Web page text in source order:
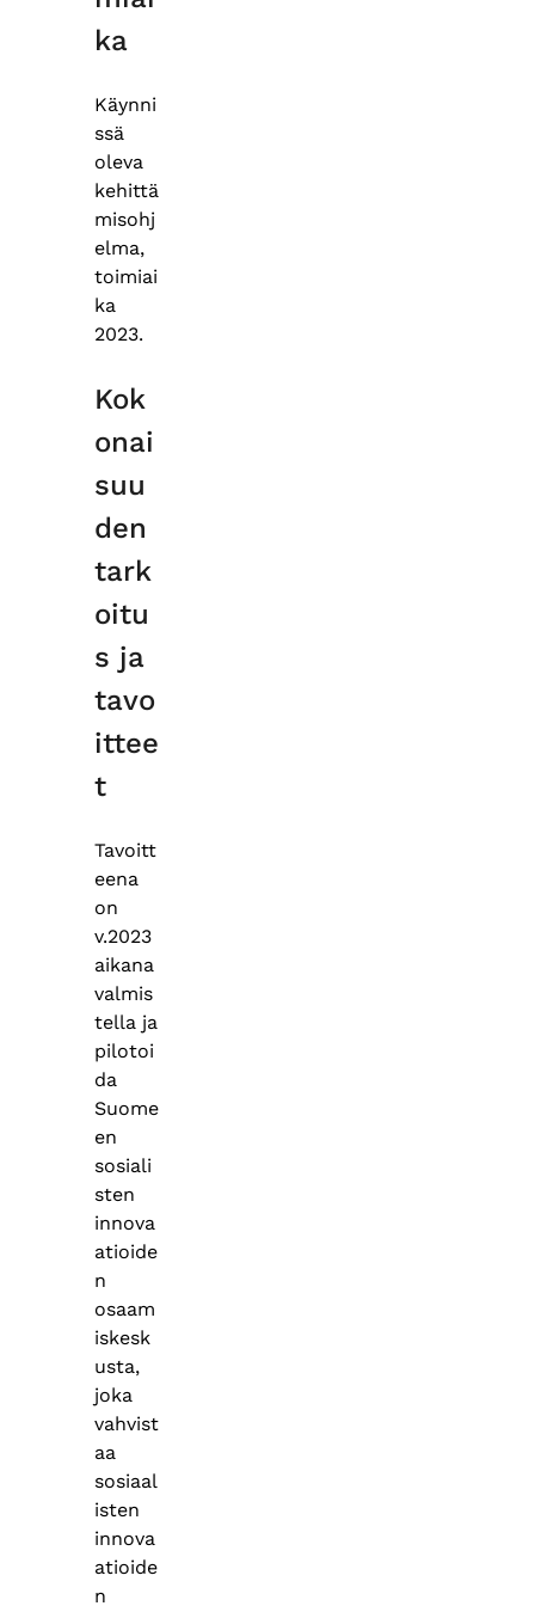
ka
Käynni
ssä
oleva
kehittä
misohj
elma,
toimiai
ka
2023.
Kok
onai
suu
den
tark
oitu
s ja
tavo
ittee
t
Tavoitt
eena
on
v.2023
aikana
valmis
tella ja
pilotoi
da
Suome
en
sosiali
sten
innova
atioide
n
osaam
iskesk
usta,
joka
vahvist
aa
sosiaal
isten
innova
atioide
n